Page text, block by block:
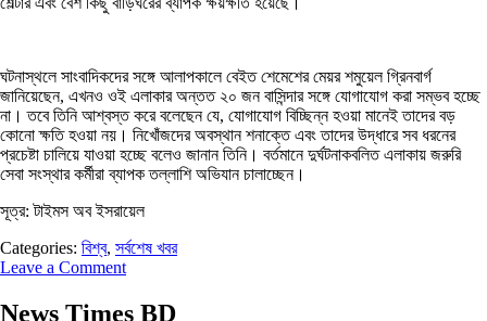
ঘটনাস্থলে সাংবাদিকদের সঙ্গে আলাপকালে বেইত শেমেশের মেয়র শমুয়েল গ্রিনবার্গ
জানিয়েছেন, এখনও ওই এলাকার অন্তত ২০ জন বাসিন্দার সঙ্গে যোগাযোগ করা সম্ভব হচ্ছে
না। তবে তিনি আশ্বস্ত করে বলেছেন যে, যোগাযোগ বিচ্ছিন্ন হওয়া মানেই তাদের বড়
কোনো ক্ষতি হওয়া নয়। নিখোঁজদের অবস্থান শনাক্তে এবং তাদের উদ্ধারে সব ধরনের
প্রচেষ্টা চালিয়ে যাওয়া হচ্ছে বলেও জানান তিনি। বর্তমানে দুর্ঘটনাকবলিত এলাকায় জরুরি
সেবা সংস্থার কর্মীরা ব্যাপক তল্লাশি অভিযান চালাচ্ছেন।
সূত্র: টাইমস অব ইসরায়েল
Categories: বিশ্ব, সর্বশেষ খবর
Leave a Comment
News Times BD